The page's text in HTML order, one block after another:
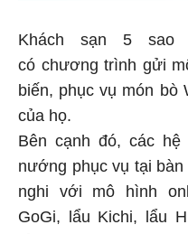
Khách sạn 5 sao
có chương trình gửi
biến, phục vụ món bò
của họ.
Bên cạnh đó, các hệ
nướng phục vụ tại
nghi với mô hình
GoGi, lẩu Kichi, lẩu